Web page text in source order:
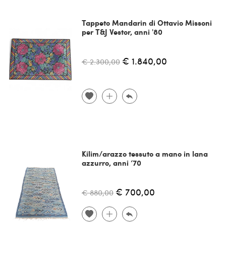
Tappeto Mandarin di Ottavio Missoni
per T&J Vestor, anni '80
€ 2.300,00 € 1.840,00
Kilim/arazzo tessuto a mano in lana
azzurro, anni ‘70
€ 880,00 € 700,00